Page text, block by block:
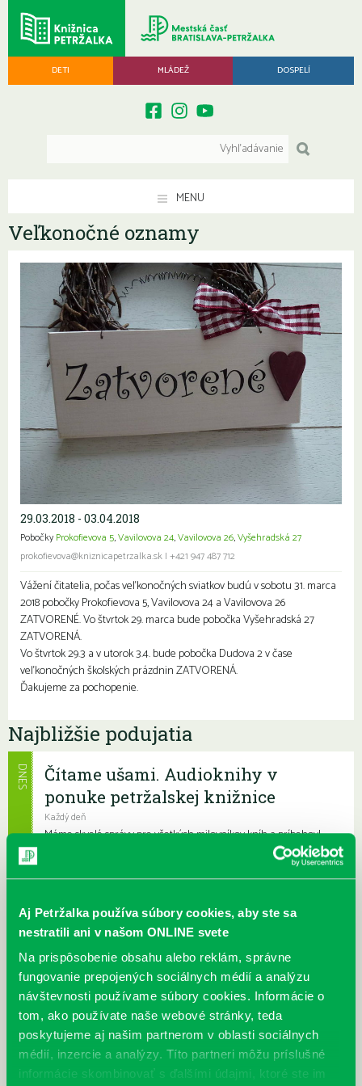
Aj Petržalka používa súbory cookies, aby ste sa
nestratili ani v našom ONLINE svete
Na prispôsobenie obsahu alebo reklám, správne
fungovanie prepojených sociálnych médií a analýzu
návštevnosti používame súbory cookies. Informácie o
tom, ako používate naše webové stránky, teda
poskytujeme aj našim partnerom v oblasti sociálnych
médií, inzercie a analýzy. Títo partneri môžu príslušné
informácie skombinovať s ďalšími údajmi, ktoré ste im
DETI MLÁDEŽ DOSPELÍ
MENU
Veľkonočné oznamy
29.03.2018 - 03.04.2018
Pobočky Prokofievova 5,Vavilovova 24,Vavilovova 26,Vyšehradská 27
prokofievova@kniznicapetrzalka.sk | +421 947 487 712
Vážení čitatelia, počas veľkonočných sviatkov budú v sobotu 31. marca
2018 pobočky Prokofievova 5, Vavilovova 24 a Vavilovova 26
ZATVORENÉ. Vo štvrtok 29. marca bude pobočka Vyšehradská 27
ZATVORENÁ.
Vo štvrtok 29.3 a v utorok 3.4. bude pobočka Dudova 2 v čase
veľkonočných školských prázdnin ZATVORENÁ.
Ďakujeme za pochopenie.
Najbližšie podujatia
Čítame ušami. Audioknihy v
ponuke petržalskej knižnice
Každý deň
Máme skvelé správy pre všetkých milovníkov kníh a príbehov!
Odteraz si môžete v našej knižnici nielen požičať klasické
DNES
Výdajný knižný box dostupný 24/7
Každý deň
Výdajný box na knihy Knižnice Petržalka je umiestnený pri
vchode do Petržalskej plavárne na Tupolevovej 7B a jeho obsluha
je užívateľsky veľmi jednodu...
Kubo Club už aj v petržalskej
knižnici
Každý deň |Furdekova 1,Haanova 37 ,Lietavská 16, Prokofievova 5